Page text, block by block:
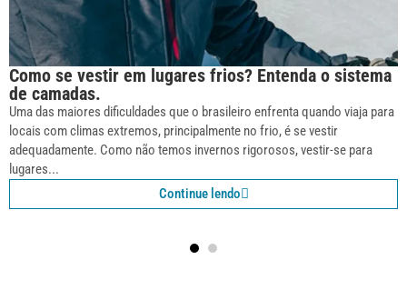
Como se vestir em lugares frios? Entenda o sistema
de camadas.
Uma das maiores dificuldades que o brasileiro enfrenta quando viaja para
locais com climas extremos, principalmente no frio, é se vestir
adequadamente. Como não temos invernos rigorosos, vestir-se para
lugares...
Continue lendo